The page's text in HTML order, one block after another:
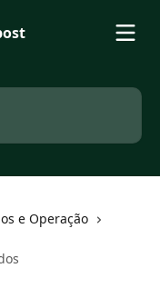
e Operação